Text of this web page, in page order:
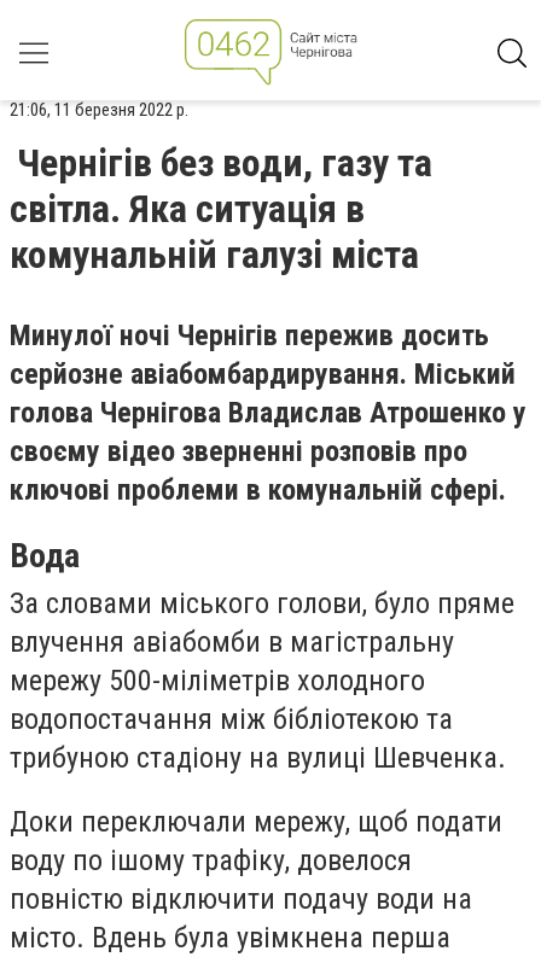
21:06, 11 березня 2022 р.
Чернігів без води, газу та
світла. Яка ситуація в
комунальній галузі міста
Минулої ночі Чернігів пережив досить
серйозне авіабомбардирування. Міський
голова Чернігова Владислав Атрошенко у
своєму відео зверненні розповів про
ключові проблеми в комунальній сфері.
Вода
За словами міського голови, було пряме
влучення авіабомби в магістральну
мережу 500-міліметрів холодного
водопостачання між бібліотекою та
трибуною стадіону на вулиці Шевченка.
Доки переключали мережу, щоб подати
воду по ішому трафіку, довелося
повністю відключити подачу води на
місто. Вдень була увімкнена перша